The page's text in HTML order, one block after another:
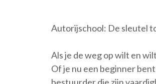
Autorijschool: De sleutel
Als je de weg op wilt en
Of je nu een beginner